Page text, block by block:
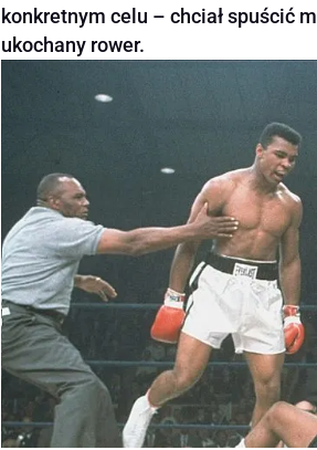
konkretnym celu – chciał spuścić
ukochany rower.